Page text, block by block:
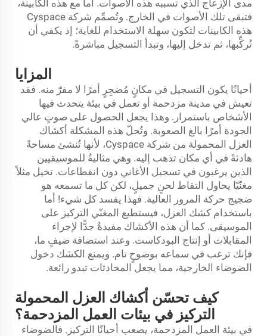
مدى الإزعاج الذي تسببه هذه الأصوات. أما مع هذه الكابينة،
فتبقى تلك الأصوات في الخارج. وتُصمِّم شركة Cyspace
هذه الكابينات لتكون سهلة الاستخدام للغاية؛ إذ يكفي أن
تُركِّبها، ثم تدخل إليها، وتبدأ التسجيل مباشرةً.
المزايا
أحيانًا يكون التسجيل في مكانٍ مُضجِرٍ أمرًا لا مفرّ منه. فقد
تعيش في مدينة مزدحمة أو تعمل في بيئة يتحدث فيها
الأشخاص باستمرار. وهذا يجعل الحصول على صوتٍ عالي
الجودة أمرًا بالغ الصعوبة. وتُحلّ هذه المشكلة أكشاك
العزل المحمولة من شركة Cyspace، لأنها تُنشئ مساحةً
هادئةً في أي مكان تذهب إليه. وهي مثاليةٌ للموسيقيين
الذين يرغبون في تسجيل الأغاني دون انقطاعات. تخيل مثلاً
مغنّيًا يحاول التقاط لحنٍ جميلٍ، لكن كل ما تسمعه هو
ضجيج حركة المرور العالية. فهذا يفسد كل شيء! أما
باستخدام كشك العزل، فيستطيع المغنّي التركيز على
الموسيقى. كما أن هذه الأكشاك مفيدةٌ جدًّا لإجراء
المقابلات أو إنتاج البودكاست. وعند استضافة ضيفٍ ما،
فإنك ترغب في سماعه بوضوحٍ تام. ويمنع الكشك دخول
الضوضاء الخارجية، مما يجعل المحادثات تبدو رائعة.
كيف تحسّن أكشاك العزل المحمولة
التركيز في بيئات العمل المزدحمة؟
في بيئة العمل المزدحمة، يصعب أحيانًا التركيز. فالضوضاء